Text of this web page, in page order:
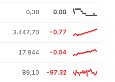
0,38 0.00
3.447,70 -0.77
17.944 -0.04
89,10 -97.32